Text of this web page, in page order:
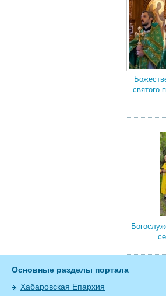
святого
Основные разделы портала
Хабаровская Епархия